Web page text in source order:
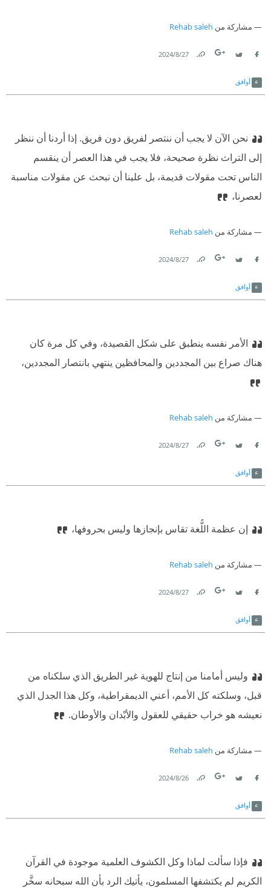
مشاركة من Rehab saleh
27‏/8‏/2024
أوافق
نحن الآن لا يجب أن ننتصر لفريق دون فريق. إذا أردنا أن ننظر
إلى التراث نظرة صحيحة، فلا يجب في هذا العصر أن ينقسم
الناس تحت مقولات قديمة، بل علينا أن نبحث عن مقولات مناسبة
لعصرنا،
مشاركة من Rehab saleh
27‏/8‏/2024
أوافق
الأمر نفسه ينطبق على شكل القصيدة، وفي كل مرة كان
هناك صراع بين المجددين والمحافظين ينتهي بانتصار المجددين،
مشاركة من Rehab saleh
27‏/8‏/2024
أوافق
إن عظمة اللُّغة تقاس بإنجازها وليس بحروفها،
مشاركة من Rehab saleh
27‏/8‏/2024
أوافق
وليس أمامنا من إنتاج للهوية غير الطريق الذي سلكناه من
قبل، وسلكته كل الأمم، أعني الديمقراطية، وكل هذا الجدل الذي
نعيشه هو خراب حقيقي للعقول والأبْدان والأوطان.
مشاركة من Rehab saleh
26‏/8‏/2024
أوافق
فإذا سألت لماذا وكل الكشوف العلمية موجودة في القرآن
الكريم لم يكتشفها المسلمون، يأتيك الرد بأن الله سبحانه سخَّر